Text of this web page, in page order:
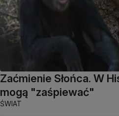
Zaćmienie Słońca. W
mogą "zaśpiewać"
ŚWIAT